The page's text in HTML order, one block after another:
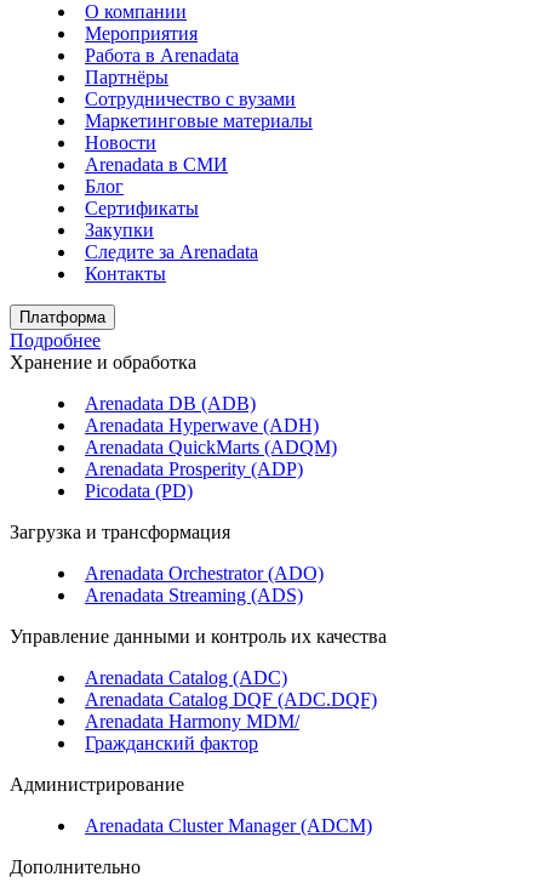
О компании
Мероприятия
Работа в Arenadata
Партнёры
Сотрудничество с вузами
Маркетинговые материалы
Новости
Arenadata в СМИ
Блог
Сертификаты
Закупки
Следите за Аrenadata
Контакты
Платформа
Подробнее
Хранение и обработка
Arenadata DB (ADB)
Arenadata Hyperwave (ADH)
Arenadata QuickMarts (ADQM)
Arenadata Prosperity (ADP)
Picodata (PD)
Загрузка и трансформация
Arenadata Orchestrator (ADO)
Arenadata Streaming (ADS)
Управление данными и контроль их качества
Arenadata Catalog (ADC)
Arenadata Catalog DQF (ADС.DQF)
Arenadata Harmony MDM/
Гражданский фактор
Администрирование
Arenadata Cluster Manager (ADCM)
Дополнительно